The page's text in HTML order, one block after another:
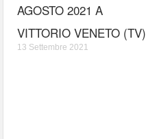
AGOSTO 2021 A
VITTORIO VENETO (TV)
13 Settembre 2021